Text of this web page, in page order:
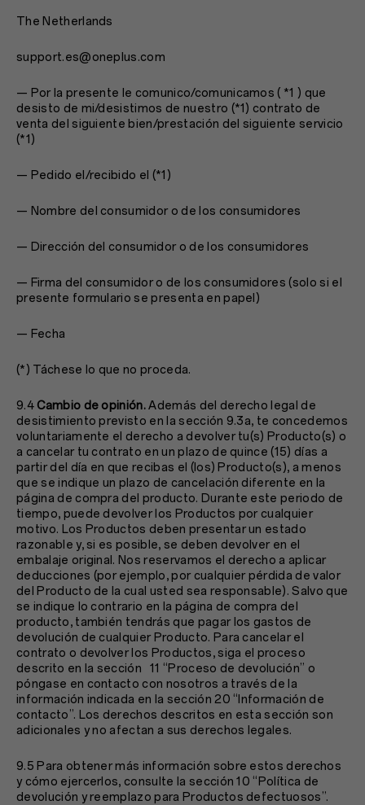
The Netherlands
support.es@oneplus.com
— Por la presente le comunico/comunicamos ( *1 ) que
desisto de mi/desistimos de nuestro (*1) contrato de
venta del siguiente bien/prestación del siguiente servicio
(*1)
— Pedido el/recibido el (*1)
— Nombre del consumidor o de los consumidores
— Dirección del consumidor o de los consumidores
— Firma del consumidor o de los consumidores (solo si el
presente formulario se presenta en papel)
— Fecha
(*) Táchese lo que no proceda.
9.4 Cambio de opinión.Además del derecho legal de
desistimiento previsto en la sección 9.3a, te concedemos
voluntariamente el derecho a devolver tu(s) Producto(s) o
a cancelar tu contrato en un plazo de quince (15) días a
partir del día en que recibas el (los) Producto(s), a menos
que se indique un plazo de cancelación diferente en la
página de compra del producto. Durante este periodo de
tiempo, puede devolver los Productos por cualquier
motivo. Los Productos deben presentar un estado
razonable y, si es posible, se deben devolver en el
embalaje original. Nos reservamos el derecho a aplicar
deducciones (por ejemplo, por cualquier pérdida de valor
del Producto de la cual usted sea responsable). Salvo que
se indique lo contrario en la página de compra del
producto, también tendrás que pagar los gastos de
devolución de cualquier Producto. Para cancelar el
contrato o devolver los Productos, siga el proceso
descrito en la sección ‎ ‎ 11 “Proceso de devolución” o
póngase en contacto con nosotros a través de la
información indicada en la sección ‎20 “Información de
contacto”. Los derechos descritos en esta sección son
adicionales y no afectan a sus derechos legales.
9.5 Para obtener más información sobre estos derechos
y cómo ejercerlos, consulte la sección 10 “Política de
devolución y reemplazo para Productos defectuosos”.